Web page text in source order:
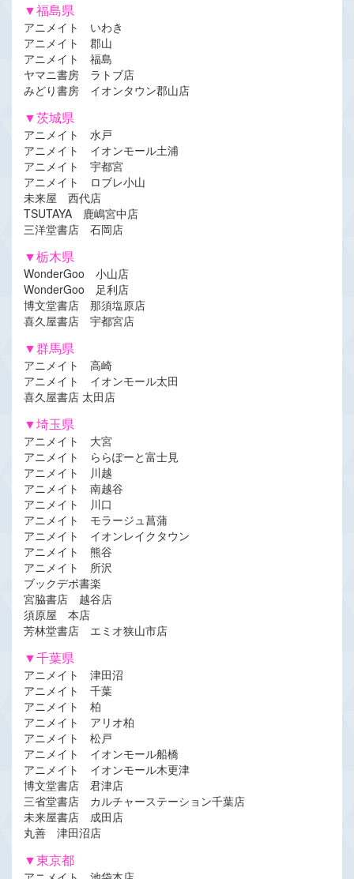
▼福島県
アニメイト いわき
アニメイト 郡山
アニメイト 福島
ヤマニ書房 ラトブ店
みどり書房 イオンタウン郡山店
▼茨城県
アニメイト 水戸
アニメイト イオンモール土浦
アニメイト 宇都宮
アニメイト ロブレ小山
未来屋 西代店
TSUTAYA 鹿嶋宮中店
三洋堂書店 石岡店
▼栃木県
WonderGoo 小山店
WonderGoo 足利店
博文堂書店 那須塩原店
喜久屋書店 宇都宮店
▼群馬県
アニメイト 高崎
アニメイト イオンモール太田
喜久屋書店 太田店
▼埼玉県
アニメイト 大宮
アニメイト ららぽーと富士見
アニメイト 川越
アニメイト 南越谷
アニメイト 川口
アニメイト モラージュ菖蒲
アニメイト イオンレイクタウン
アニメイト 熊谷
アニメイト 所沢
ブックデポ書楽
宮脇書店 越谷店
須原屋 本店
芳林堂書店 エミオ狭山市店
▼千葉県
アニメイト 津田沼
アニメイト 千葉
アニメイト 柏
アニメイト アリオ柏
アニメイト 松戸
アニメイト イオンモール船橋
アニメイト イオンモール木更津
博文堂書店 君津店
三省堂書店 カルチャーステーション千葉店
未来屋書店 成田店
丸善 津田沼店
▼東京都